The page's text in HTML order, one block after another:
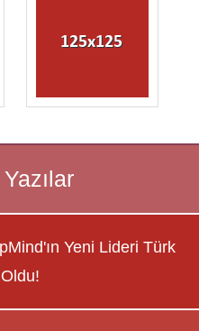
Yeni Lideri Türk